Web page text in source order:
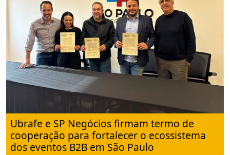
Ubrafe e SP Negócios firmam termo de
cooperação para fortalecer o ecossistema
dos eventos B2B em São Paulo